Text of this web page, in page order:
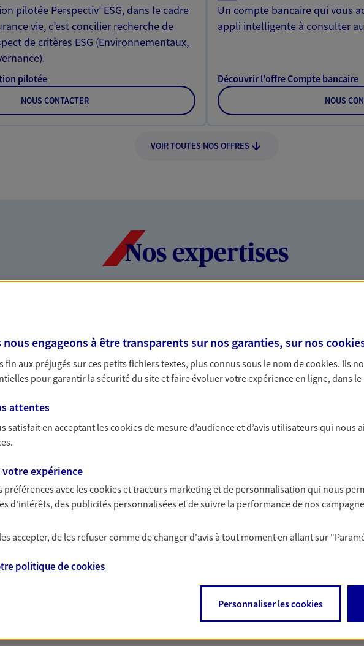
pilotée Perspectiv’ ESG, dans le cadre
vie, c’est concilier recherche de
de critères ESG (Environnementaux,
pilotée
NOUS CONTACTER
Un compte bancaire qui vous
appli intelligente à consulter
Découvrir l'offre Compte bancaire
NOUS
VOIR TOUTES NOS OFFRES
Nos expertises
dans vos projets de vie tout au long de
ainsi que nous concevons notre métier : dans
nous proposons de meilleures solutions.
Accompagner
entreprises
Comme vous, nous
bâtissons ensemble des
nos offres Assurance &
nous engageons à être transparents sur nos garanties, sur nos
fin aux préjugés sur ces petits fichiers textes, plus connus sous le nom decookies. Ils
pour garantir la sécurité du site et faire évoluer votre expérience en ligne, dans le
attentes
satisfait en acceptant lescookiesde mesure d’audience et d’avis utilisateurs qui nous
votre expérience
préférences avec lescookies et traceurs marketing et de personnalisation qui nous
d'intérêts, des publicités personnalisées et de suivre la performance de nos
accepter, de les refuser comme de changer d'avis à tout moment en allant sur
politique decookies
Personnaliser les cookies